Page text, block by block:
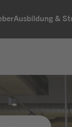
Ausbildung &